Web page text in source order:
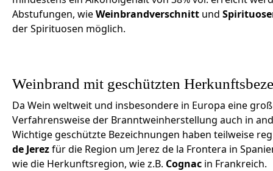
Abstufungen, wieWeinbrandverschnitt und
der Spirituosen möglich.
Weinbrand mit geschützten
Da Wein weltweit und insbesondere in Europa eine
Verfahrensweise der Branntweinherstellung auch in
Wichtige geschützte Bezeichnungen haben teilweise
de Jerezfür die Region um Jerez de la Frontera in
wie die Herkunftsregion, wie z.B. Cognac in Frankreich.